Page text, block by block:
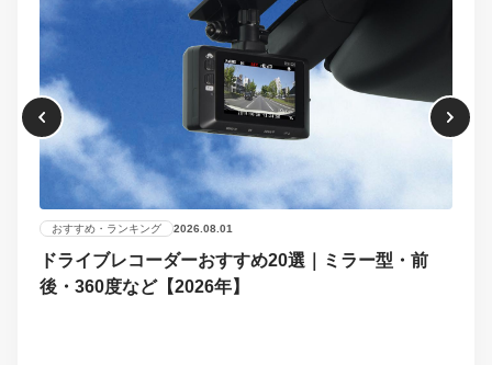
おすすめ・ランキング 2026.08.01
ドライブレコーダーおすすめ20選｜ミラー型・前
後・360度など【2026年】